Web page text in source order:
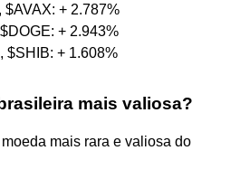
$AVAX: + 2.787%
+ 2.943%
$SHIB: + 1.608%
mais valiosa?
mais rara e valiosa do